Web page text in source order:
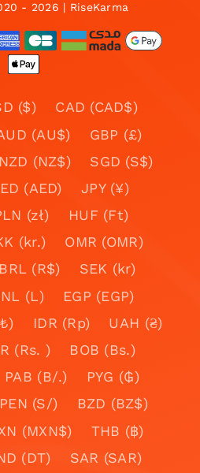
- 2026 | RiseKarma
($)
CAD (CAD$)
(AU$)
GBP (£)
NZD (NZ$)
SGD (S$)
(AED)
JPY (¥)
(zł)
HUF (Ft)
(kr.)
OMR (OMR)
BRL (R$)
SEK (kr)
(L)
EGP (EGP)
IDR (Rp)
UAH (₴)
(Rs. )
BOB (Bs.)
PAB (B/.)
PYG (₲)
PEN (S/)
BZD (BZ$)
(MXN$)
THB (฿)
(DT)
SAR (SAR)